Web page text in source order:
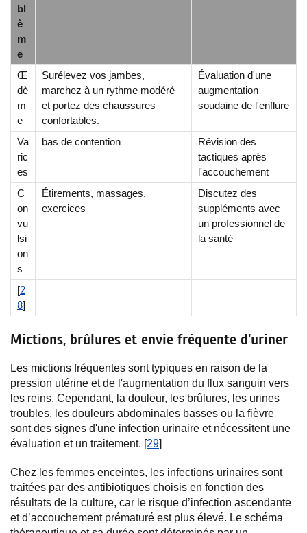
bl
è
m
e
Œ
dè
m
e
Surélevez vos jambes,
marchez à un rythme modéré
et portez des chaussures
confortables.
Évaluation d'une
augmentation
soudaine de l'enflure
Va
ric
es
bas de contention
Révision des
tactiques après
l'accouchement
C
on
vu
lsi
on
s
Étirements, massages,
exercices
Discutez des
suppléments avec
un professionnel de
la santé
[2
8]
Mictions, brûlures et envie fréquente d'uriner
Les mictions fréquentes sont typiques en raison de la
pression utérine et de l'augmentation du flux sanguin vers
les reins. Cependant, la douleur, les brûlures, les urines
troubles, les douleurs abdominales basses ou la fièvre
sont des signes d'une infection urinaire et nécessitent une
évaluation et un traitement. [29]
Chez les femmes enceintes, les infections urinaires sont
traitées par des antibiotiques choisis en fonction des
résultats de la culture, car le risque d’infection ascendante
et d’accouchement prématuré est plus élevé. Le schéma